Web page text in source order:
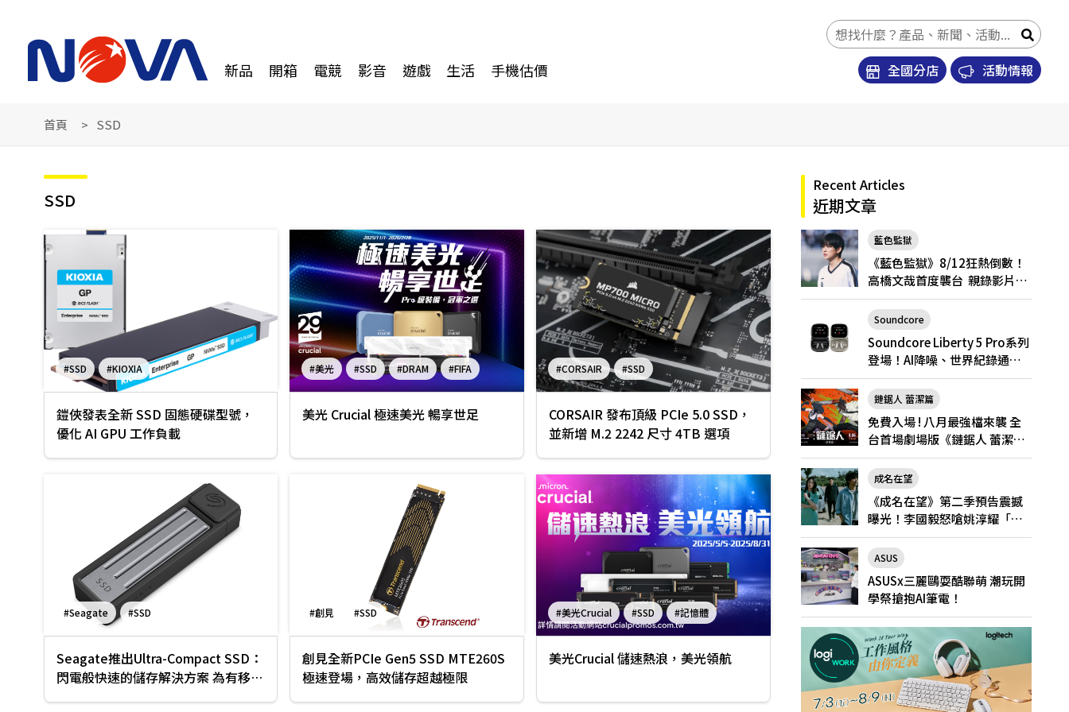
新品 開箱 電競 影音 遊戲 生活 手機估價 活動情報
全國分店
首頁 SSD
SSD
#SSD #KIOXIA
鎧俠發表全新 SSD 固態硬碟型號，
優化 AI GPU 工作負載
#美光 #SSD #DRAM #FIFA
美光 Crucial 極速美光 暢享世足
#CORSAIR #SSD
CORSAIR 發布頂級 PCIe 5.0 SSD，
並新增 M.2 2242 尺寸 4TB 選項
#Seagate #SSD
Seagate推出Ultra-Compact SSD：
閃電般快速的儲存解決方案 為有移動
#創見 #SSD
創見全新PCIe Gen5 SSD MTE260S
極速登場，高效儲存超越極限
#美光Crucial #SSD #記憶體
美光Crucial 儲速熱浪，美光領航
Recent Articles
近期文章
藍色監獄
《藍色監獄》8/12狂熱倒數！
高橋文哉首度襲台 親錄影片喊
話台粉「戲院見」
Soundcore
Soundcore Liberty 5 Pro
Soundcore Liberty 5 Pro系列
登場！AI降噪、世界紀錄通
話，Pro與Pro Max怎麼選？
鏈鋸人 蕾潔篇
免費入場 ! 八月最強檔來襲 全
台首場劇場版《鏈鋸人 蕾潔
篇》快閃店就在新光三越台北
南西一館8/6限定登場
成名在望
《成名在望》第二季預告震撼
曝光！李國毅怒嗆姚淳耀「當
邱家的狗」兄弟情決裂
ASUS
ASUSx三麗鷗耍酷聯萌 潮玩開
學祭搶抱AI筆電！